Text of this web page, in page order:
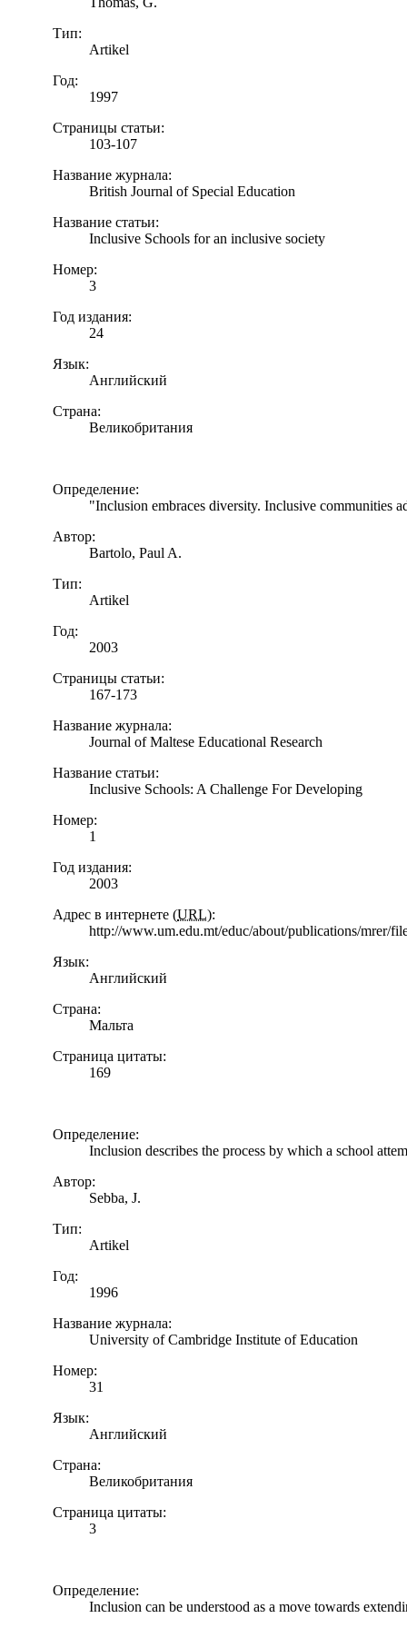
Тип:
Artikel
Год:
1997
Страницы статьи:
103-107
Название журнала:
British Journal of Special Education
Название статьи:
Inclusive Schools for an inclusive society
Номер:
3
Год издания:
24
Язык:
Английский
Страна:
Великобритания
Определение:
"Inclusion embraces diversity. Inclusive communities
Автор:
Bartolo, Paul A.
Тип:
Artikel
Год:
2003
Страницы статьи:
167-173
Название журнала:
Journal of Maltese Educational Research
Название статьи:
Inclusive Schools: A Challenge For Developing
Номер:
1
Год издания:
2003
Адрес в интернете (URL):
http://www.um.edu.mt/educ/about/publications/mrer/
Язык:
Английский
Страна:
Мальта
Страница цитаты:
169
Определение:
Inclusion describes the process by which a school
Автор:
Sebba, J.
Тип:
Artikel
Год:
1996
Название журнала:
University of Cambridge Institute of Education
Номер:
31
Язык:
Английский
Страна:
Великобритания
Страница цитаты:
3
Определение:
Inclusion can be understood as a move towards